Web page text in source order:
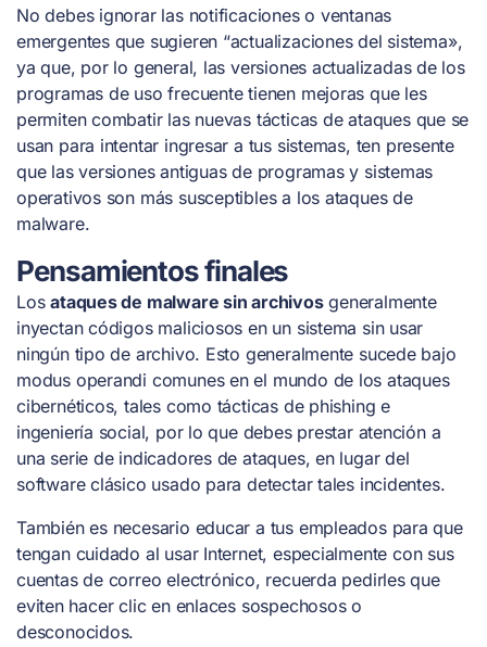
No debes ignorar las notificaciones o ventanas
emergentes que sugieren “actualizaciones del sistema»,
ya que, por lo general, las versiones actualizadas de los
programas de uso frecuente tienen mejoras que les
permiten combatir las nuevas tácticas de ataques que se
usan para intentar ingresar a tus sistemas, ten presente
que las versiones antiguas de programas y sistemas
operativos son más susceptibles a los ataques de
malware.
Pensamientos finales
Losataques de malware sin archivosgeneralmente
inyectan códigos maliciosos en un sistema sin usar
ningún tipo de archivo. Esto generalmente sucede bajo
modus operandi comunes en el mundo de los ataques
cibernéticos, tales como tácticas de phishing e
ingeniería social, por lo que debes prestar atención a
una serie de indicadores de ataques, en lugar del
software clásico usado para detectar tales incidentes.
También es necesario educar a tus empleados para que
tengan cuidado al usar Internet, especialmente con sus
cuentas de correo electrónico, recuerda pedirles que
eviten hacer clic en enlaces sospechosos o
desconocidos.